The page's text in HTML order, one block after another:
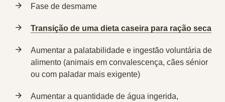
Fase de desmame
Transição de uma dieta caseira para ração seca
Aumentar a palatabilidade e ingestão voluntária de
alimento (animais em convalescença, cães sénior
ou com paladar mais exigente)
Aumentar a quantidade de água ingerida,